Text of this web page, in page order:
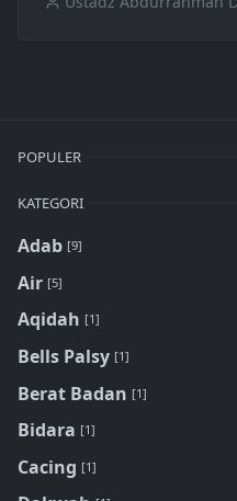
POPULER
KATEGORI
Adab [9]
Air [5]
Aqidah [1]
Bells Palsy [1]
Berat Badan [1]
Bidara [1]
Cacing [1]